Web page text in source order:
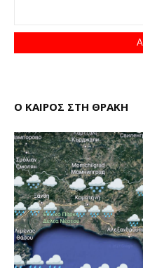
Ο ΚΑΙΡΟΣ ΣΤΗ ΘΡΑΚΗ